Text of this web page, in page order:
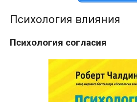
Психология влияния
Психология согласия